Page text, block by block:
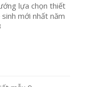
lựa chọn thiết
mới nhất năm